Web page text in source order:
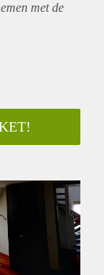
met de
Heijn en